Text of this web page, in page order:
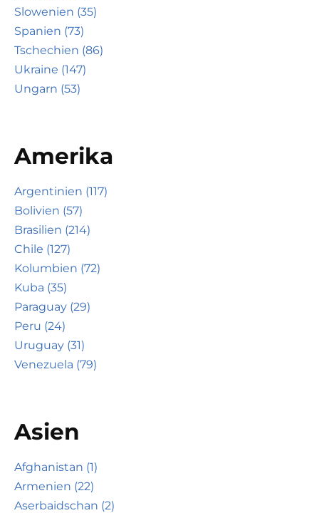
Slowenien (35)
Spanien (73)
Tschechien (86)
Ukraine (147)
Ungarn (53)
Amerika
Argentinien (117)
Bolivien (57)
Brasilien (214)
Chile (127)
Kolumbien (72)
Kuba (35)
Paraguay (29)
Peru (24)
Uruguay (31)
Venezuela (79)
Asien
Afghanistan (1)
Armenien (22)
Aserbaidschan (2)